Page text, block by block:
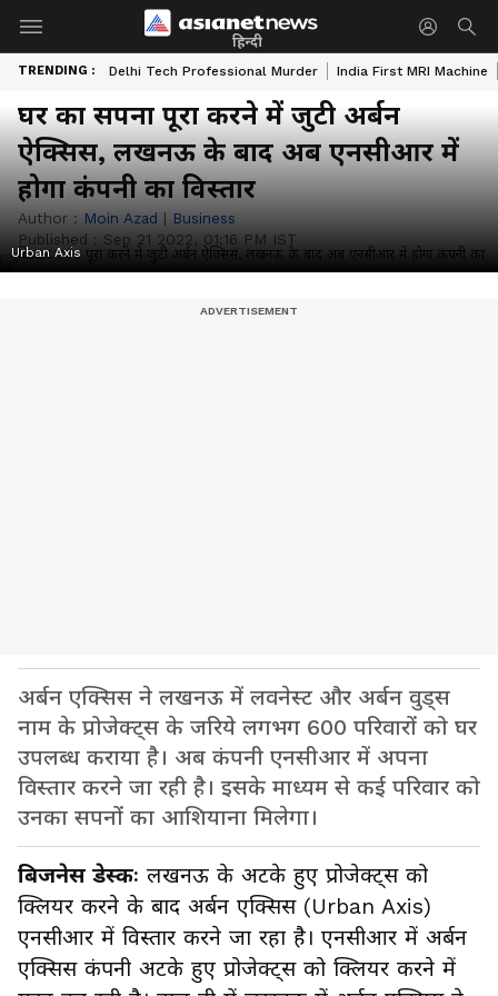
हिन्दी
TRENDING : Delhi Tech Professional Murder India First MRI Machine
घर का सपना पूरा करने में जुटी अर्बन
ऐक्सिस, लखनऊ के बाद अब एनसीआर में
होगा कंपनी का विस्तार
Author : Moin Azad | Business
Published : Sep 21 2022, 01:16 PM IST
Urban Axis
अर्बन एक्सिस ने लखनऊ में लवनेस्ट और अर्बन वुड्स
नाम के प्रोजेक्ट्स के जरिये लगभग 600 परिवारों को घर
उपलब्ध कराया है। अब कंपनी एनसीआर में अपना
विस्तार करने जा रही है। इसके माध्यम से कई परिवार को
उनका सपनों का आशियाना मिलेगा।
बिजनेस डेस्कः लखनऊ के अटके हुए प्रोजेक्ट्स को
क्लियर करने के बाद अर्बन एक्सिस (Urban Axis)
एनसीआर में विस्तार करने जा रहा है। एनसीआर में अर्बन
एक्सिस कंपनी अटके हुए प्रोजेक्ट्स को क्लियर करने में